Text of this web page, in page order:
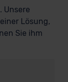
Unsere
Lösung,
Sie ihm